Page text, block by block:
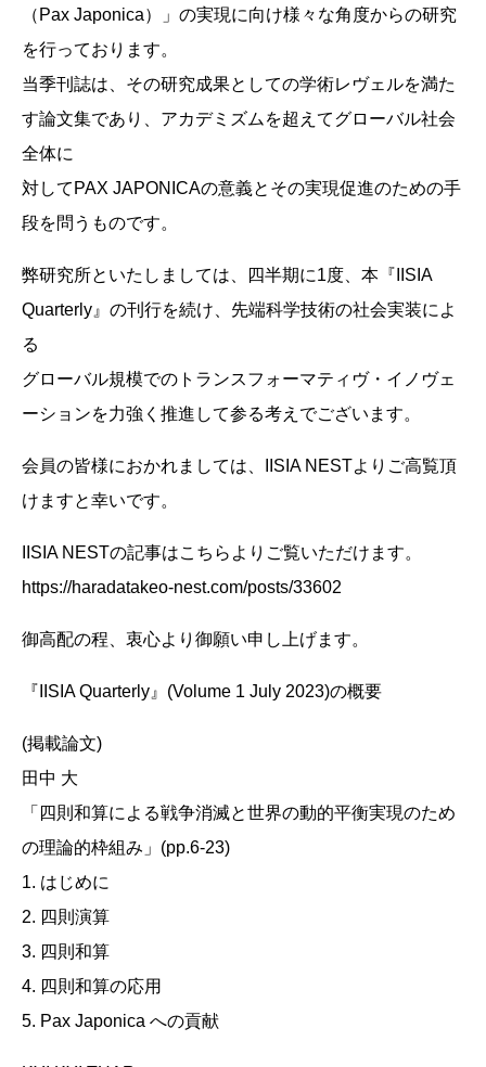
（Pax Japonica）」の実現に向け様々な角度からの研究
を行っております。
当季刊誌は、その研究成果としての学術レヴェルを満た
す論文集であり、アカデミズムを超えてグローバル社会
全体に
対してPAX JAPONICAの意義とその実現促進のための手
段を問うものです。
弊研究所といたしましては、四半期に1度、本『IISIA
Quarterly』の刊行を続け、先端科学技術の社会実装によ
る
グローバル規模でのトランスフォーマティヴ・イノヴェ
ーションを力強く推進して参る考えでございます。
会員の皆様におかれましては、IISIA NESTよりご高覧頂
けますと幸いです。
IISIA NESTの記事はこちらよりご覧いただけます。
https://haradatakeo-nest.com/posts/33602
御高配の程、衷心より御願い申し上げます。
『IISIA Quarterly』(Volume 1 July 2023)の概要
(掲載論文)
田中 大
「四則和算による戦争消滅と世界の動的平衡実現のため
の理論的枠組み」(pp.6-23)
1. はじめに
2. 四則演算
3. 四則和算
4. 四則和算の応用
5. Pax Japonica への貢献